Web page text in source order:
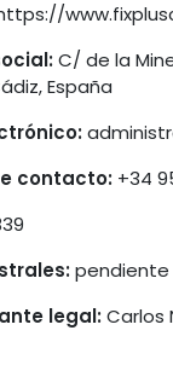
C/ de la
España
contacto:+34
pendiente
legal:Carlos